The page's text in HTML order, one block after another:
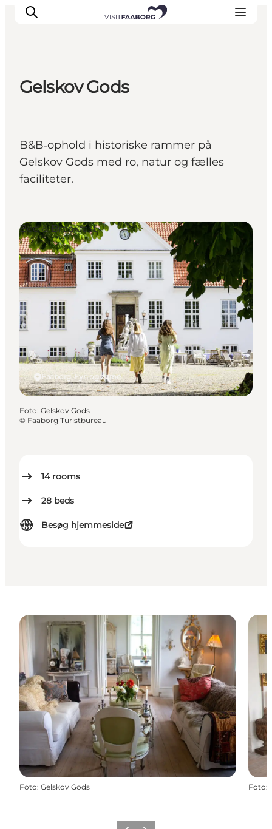
Oplevelser
Øhop
Outdoor
Gelskov Gods
B&B‑ophold i historiske rammer på
Gelskov Gods med ro, natur og fælles
faciliteter.
14 rooms
28 beds
Besøg hjemmeside
Faaborg, Fyn og øerne
Bed & Breakfast
Foto: Gelskov Gods
© Faaborg Turistbureau
Foto: Gelskov Gods Foto: